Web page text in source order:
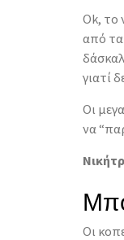
Ok, το
από τα
γιατί
Οι
να
Οι